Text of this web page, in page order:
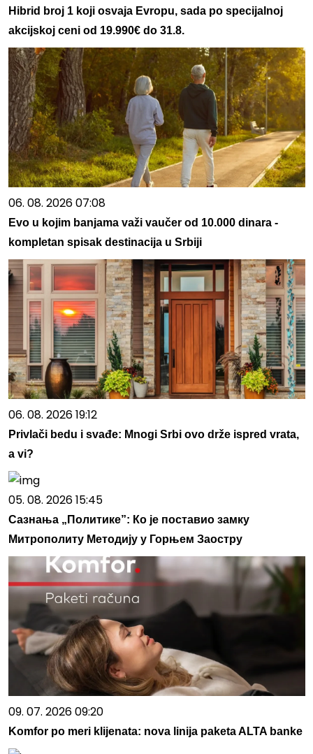
Hibrid broj 1 koji osvaja Evropu, sada po specijalnoj
akcijskoj ceni od 19.990€ do 31.8.
06. 08. 2026 07:08
Evo u kojim banjama važi vaučer od 10.000 dinara -
kompletan spisak destinacija u Srbiji
06. 08. 2026 19:12
Privlači bedu i svađe: Mnogi Srbi ovo drže ispred vrata,
a vi?
05. 08. 2026 15:45
Сазнања „Политике”: Ко је поставио замку
Митрополиту Методију у Горњем Заостру
09. 07. 2026 09:20
Komfor po meri klijenata: nova linija paketa ALTA banke